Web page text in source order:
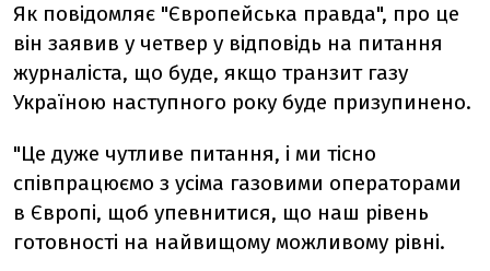
Як повідомляє "Європейська правда", про це
він заявив у четвер у відповідь на питання
журналіста, що буде, якщо транзит газу
Україною наступного року буде призупинено.
"Це дуже чутливе питання, і ми тісно
співпрацюємо з усіма газовими операторами
в Європі, щоб упевнитися, що наш рівень
готовності на найвищому можливому рівні.